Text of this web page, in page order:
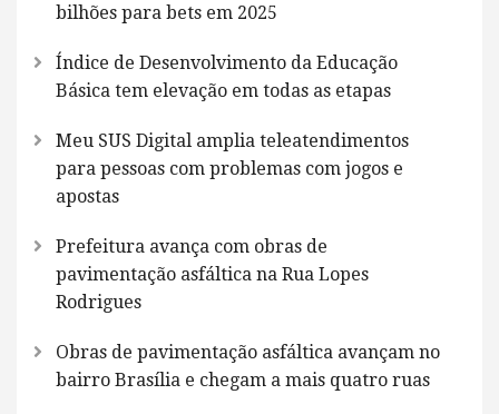
bilhões para bets em 2025
Índice de Desenvolvimento da Educação
Básica tem elevação em todas as etapas
Meu SUS Digital amplia teleatendimentos
para pessoas com problemas com jogos e
apostas
Prefeitura avança com obras de
pavimentação asfáltica na Rua Lopes
Rodrigues
Obras de pavimentação asfáltica avançam no
bairro Brasília e chegam a mais quatro ruas